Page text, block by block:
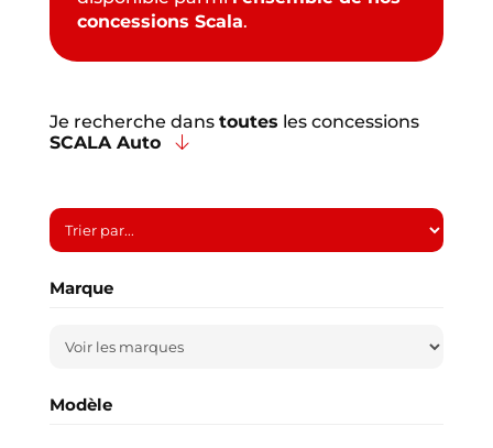
concessions Scala.
Je recherche dans toutes les concessions
SCALA Auto
Marque
Modèle